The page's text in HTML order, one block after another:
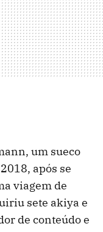
um sueco
após se
viagem de
sete akiya e
de conteúdo e